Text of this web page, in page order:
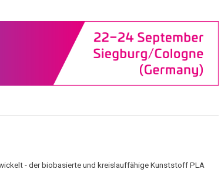
- der biobasierte und kreislauffähige Kunststoff PLA